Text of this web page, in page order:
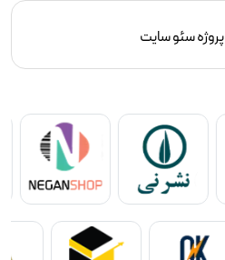
پروژه سئو سایت